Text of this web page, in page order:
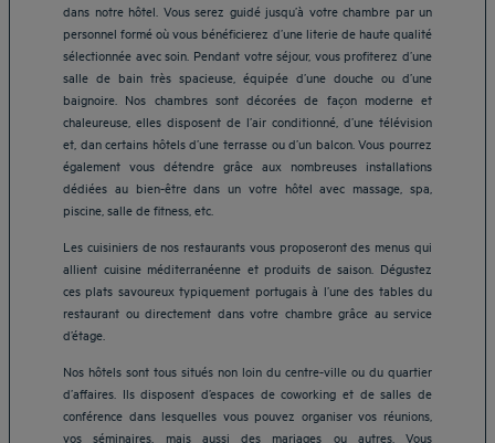
dans notre hôtel. Vous serez guidé jusqu’à votre chambre par un
personnel formé où vous bénéficierez d’une literie de haute qualité
sélectionnée avec soin. Pendant votre séjour, vous profiterez d’une
salle de bain très spacieuse, équipée d’une douche ou d’une
baignoire. Nos chambres sont décorées de façon moderne et
chaleureuse, elles disposent de l’air conditionné, d’une télévision
et, dan certains hôtels d’une terrasse ou d’un balcon. Vous pourrez
également vous détendre grâce aux nombreuses installations
dédiées au bien-être dans un votre hôtel avec massage, spa,
piscine, salle de fitness, etc.
Les cuisiniers de nos restaurants vous proposeront des menus qui
allient cuisine méditerranéenne et produits de saison. Dégustez
ces plats savoureux typiquement portugais à l’une des tables du
restaurant ou directement dans votre chambre grâce au service
d’étage.
Nos hôtels sont tous situés non loin du centre-ville ou du quartier
d’affaires. Ils disposent d’espaces de coworking et de salles de
conférence dans lesquelles vous pouvez organiser vos réunions,
vos séminaires, mais aussi des mariages ou autres. Vous
Hôtels Aix-les-Bains